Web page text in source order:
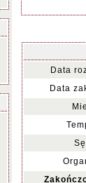
Data
Data